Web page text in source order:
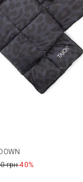
One size
грн-40%